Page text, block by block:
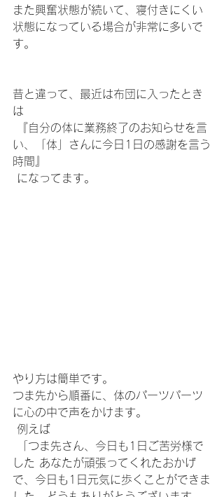
また興奮状態が続いて、寝付きにくい
状態になっている場合が非常に多いで
す。
昔と違って、最近は布団に入ったとき
は
い、「体」さんに今日1日の感謝を言う
時間』
になってます。
やり方は簡単です。
つま先から順番に、体のパーツパーツ
に心の中で声をかけます。
例えば
した あなたが頑張ってくれたおかげ
で、今日も1日元気に歩くことができま